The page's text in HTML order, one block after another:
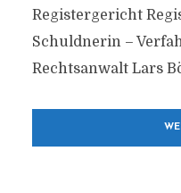
Registergericht
Schuldnerin –
Rechtsanwalt Lars